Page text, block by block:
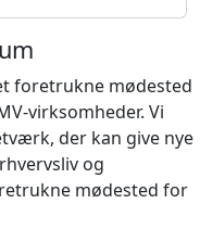
foretrukne mødested
virksomheder. Vi
der kan give nye
og
mødested for